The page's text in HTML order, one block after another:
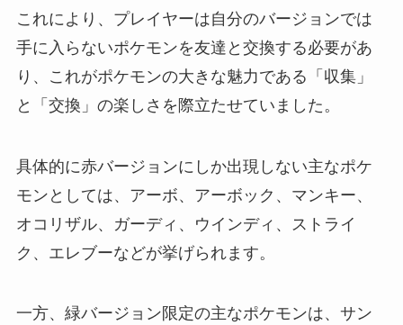
これにより、プレイヤーは自分のバージョンでは
手に入らないポケモンを友達と交換する必要があ
り、これがポケモンの大きな魅力である「収集」
と「交換」の楽しさを際立たせていました。
具体的に赤バージョンにしか出現しない主なポケ
モンとしては、アーボ、アーボック、マンキー、
オコリザル、ガーディ、ウインディ、ストライ
ク、エレブーなどが挙げられます。
一方、緑バージョン限定の主なポケモンは、サン